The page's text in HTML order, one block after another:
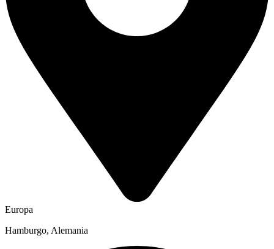
Europa
Hamburgo, Alemania